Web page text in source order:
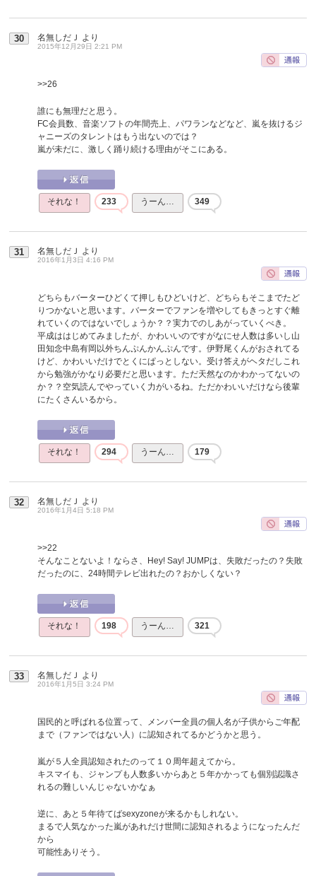
30 名無しだＪ より
2015年12月29日 2:21 PM
>>26
誰にも無理だと思う。
FC会員数、音楽ソフトの年間売上、パワランなどなど、嵐を抜けるジ
ャニーズのタレントはもう出ないのでは？
嵐が未だに、激しく踊り続ける理由がそこにある。
それな！ 233 うーん… 349
31 名無しだＪ より
2016年1月3日 4:16 PM
どちらもバーターひどくて押しもひどいけど、どちらもそこまでたど
りつかないと思います。バーターでファンを増やしてもきっとすぐ離
れていくのではないでしょうか？？実力でのしあがっていくべき。
平成ははじめてみましたが、かわいいのですがなにせ人数は多いし山
田知念中島有岡以外ちんぷんかんぷんです。伊野尾くんがおされてる
けど、かわいいだけでとくにぱっとしない。受け答えがヘタだしこれ
から勉強がかなり必要だと思います。ただ天然なのかわかってないの
か？？空気読んでやっていく力がいるね。ただかわいいだけなら後輩
にたくさんいるから。
それな！ 294 うーん… 179
32 名無しだＪ より
2016年1月4日 5:18 PM
>>22
そんなことないよ！ならさ、Hey! Say! JUMPは、失敗だったの？失敗
だったのに、24時間テレビ出れたの？おかしくない？
それな！ 198 うーん… 321
33 名無しだＪ より
2016年1月5日 3:24 PM
国民的と呼ばれる位置って、メンバー全員の個人名が子供からご年配
まで（ファンではない人）に認知されてるかどうかと思う。
嵐が５人全員認知されたのって１０周年超えてから。
キスマイも、ジャンプも人数多いからあと５年かかっても個別認識さ
れるの難しいんじゃないかなぁ
逆に、あと５年待てばsexyzoneが来るかもしれない。
まるで人気なかった嵐があれだけ世間に認知されるようになったんだ
から
可能性ありそう。